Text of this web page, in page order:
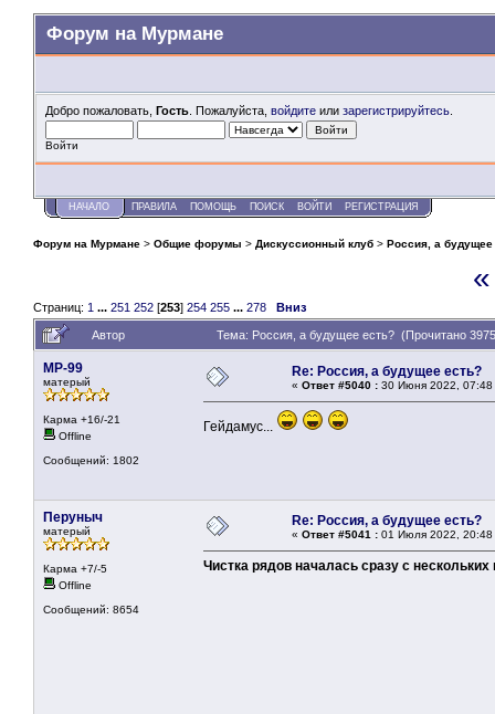
Форум на Мурмане
Добро пожаловать, Гость . Пожалуйста, войдите или зарегистрируйтесь
Войти
НАЧАЛО ПРАВИЛА ПОМОЩЬ ПОИСК ВОЙТИ РЕГИСТРАЦИЯ
Форум на Мурмане > Общие форумы > Дискуссионный клуб > Россия, а будущее
Страниц: 1 ... 251 252 [253] 254 255 ... 278 Вниз
Автор Тема: Россия, а будущее есть? (Прочитано
MP-99
матерый
Карма +16/-21
Offline
Сообщений: 1802
Re: Россия, а будущее есть?
« Ответ #5040 : 30 Июня 2022, 07:48
Гейдамус...
Перуныч
матерый
Карма +7/-5
Offline
Сообщений: 8654
Re: Россия, а будущее есть?
« Ответ #5041 : 01 Июля 2022, 20:48
Чистка рядов началась сразу с